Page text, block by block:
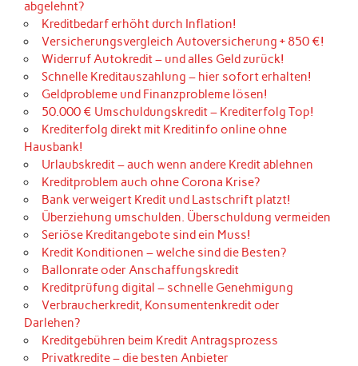
abgelehnt?
Kreditbedarf erhöht durch Inflation!
Versicherungsvergleich Autoversicherung + 850 €!
Widerruf Autokredit – und alles Geld zurück!
Schnelle Kreditauszahlung – hier sofort erhalten!
Geldprobleme und Finanzprobleme lösen!
50.000 € Umschuldungskredit – Krediterfolg Top!
Krediterfolg direkt mit Kreditinfo online ohne
Hausbank!
Urlaubskredit – auch wenn andere Kredit ablehnen
Kreditproblem auch ohne Corona Krise?
Bank verweigert Kredit und Lastschrift platzt!
Überziehung umschulden. Überschuldung vermeiden
Seriöse Kreditangebote sind ein Muss!
Kredit Konditionen – welche sind die Besten?
Ballonrate oder Anschaffungskredit
Kreditprüfung digital – schnelle Genehmigung
Verbraucherkredit, Konsumentenkredit oder
Darlehen?
Kreditgebühren beim Kredit Antragsprozess
Privatkredite – die besten Anbieter